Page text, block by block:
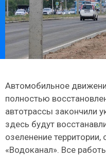
Автомобильное
полностью
автотрассы закончили
здесь будут
озеленение
«Водоканал». Все